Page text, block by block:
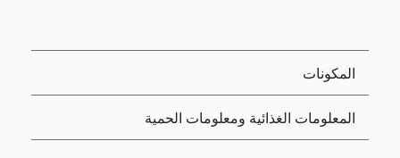
المكونات
المعلومات الغذائية ومعلومات الحمية